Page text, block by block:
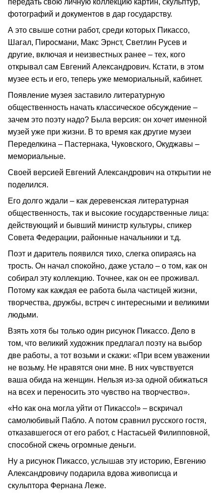
передать свою личную коллекцию картин, скульптур,
фотографий и документов в дар государству.
А это свыше сотни работ, среди которых Пикассо,
Шагал, Пиросмани, Макс Эрнст, Светлин Русев и
другие, включая и неизвестных ранее – тех, кого
открывал сам Евгений Александрович. Кстати, в этом
музее есть и его, теперь уже мемориальный, кабинет.
Появление музея заставило литературную
общественность начать классическое обсуждение –
зачем это поэту надо? Была версия: он хочет именной
музей уже при жизни. В то время как другие музеи
Переделкина – Пастернака, Чуковского, Окуджавы –
мемориальные.
Своей версией Евгений Александрович на открытии не
поделился.
Его долго ждали – как деревенская литературная
общественность, так и высокие государственные лица:
действующий и бывший министр культуры, спикер
Совета Федерации, районные начальники и т.д.
Поэт и даритель появился тихо, слегка опираясь на
трость. Он начал спокойно, даже устало – о том, как он
собирал эту коллекцию. Точнее, как он ее проживал.
Потому как каждая ее работа была частицей жизни,
творчества, дружбы, встреч с интересными и великими
людьми.
Взять хотя бы только один рисунок Пикассо. Дело в
том, что великий художник предлагал поэту на выбор
две работы, а тот возьми и скажи: «При всем уважении
не возьму. Не нравятся они мне. В них чувствуется
ваша обида на женщин. Нельзя из-за одной обижаться
на всех и переносить это чувство на творчество».
«Но как она могла уйти от Пикассо!» – вскричал
самолюбивый Пабло. А потом сравнил русского гостя,
отказавшегося от его работ, с Настасьей Филипповной,
способной сжечь огромные деньги.
Ну а рисунок Пикассо, услышав эту историю, Евгению
Александровичу подарила вдова живописца и
скульптора Фернана Леже.